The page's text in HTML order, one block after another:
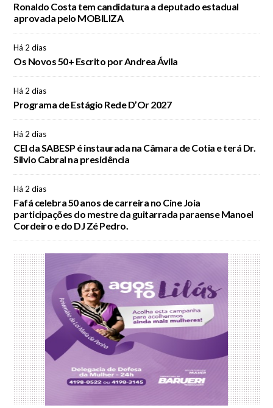
Ronaldo Costa tem candidatura a deputado estadual
aprovada pelo MOBILIZA
Há 2 dias
Os Novos 50+ Escrito por Andrea Ávila
Há 2 dias
Programa de Estágio Rede D’Or 2027
Há 2 dias
CEI da SABESP é instaurada na Câmara de Cotia e terá Dr.
Silvio Cabral na presidência
Há 2 dias
Fafá celebra 50 anos de carreira no Cine Joia
participações do mestre da guitarrada paraense Manoel
Cordeiro e do DJ Zé Pedro.